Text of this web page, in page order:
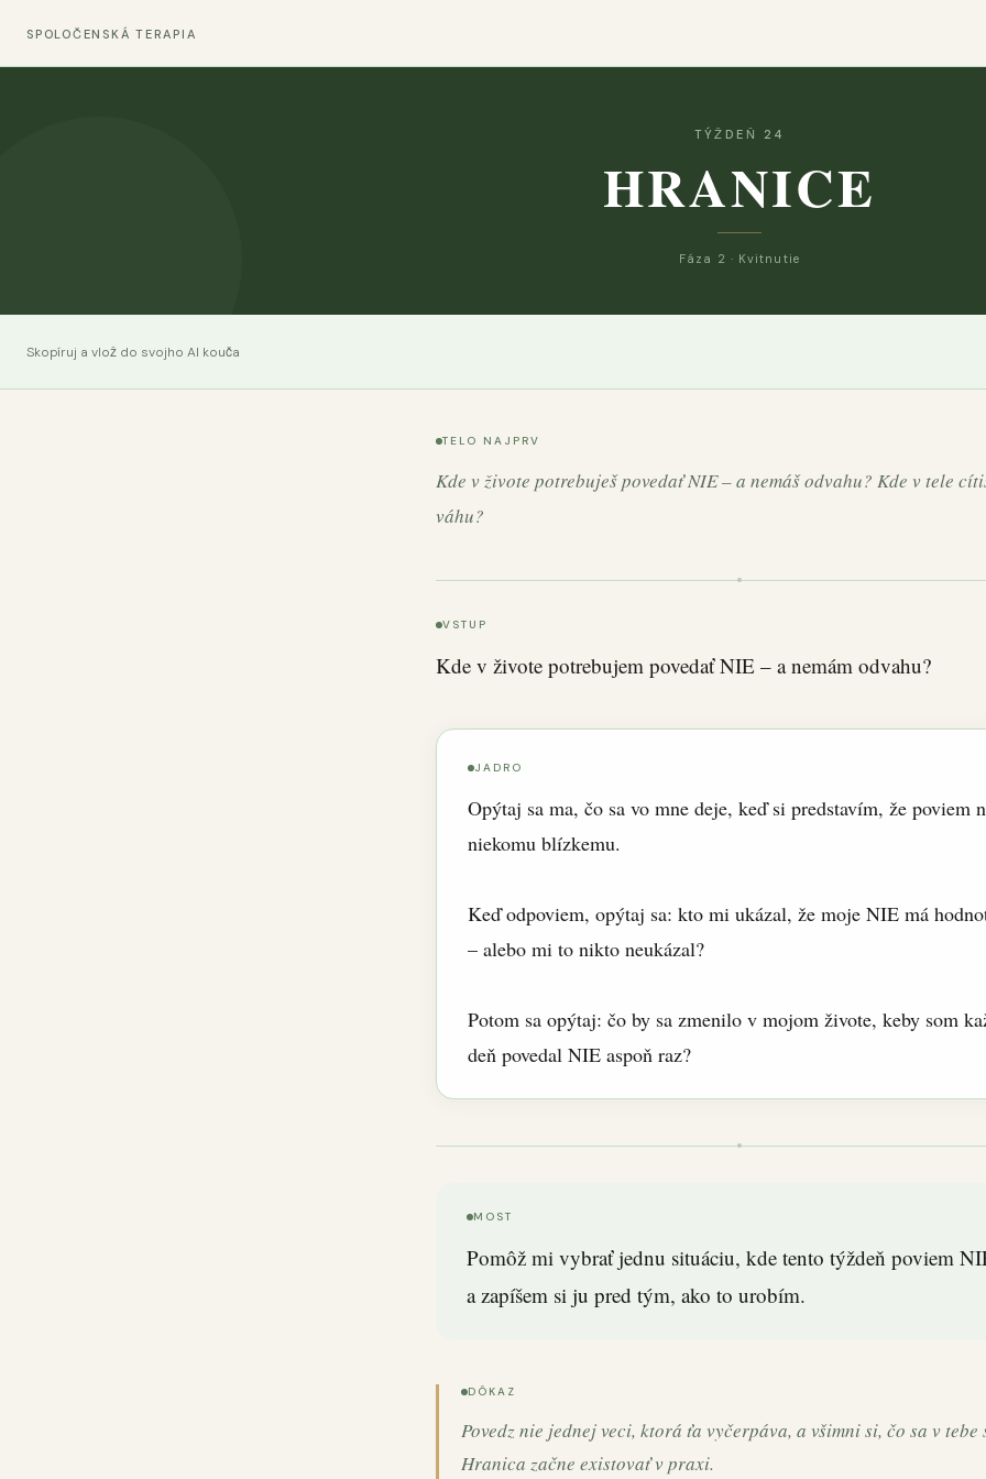
SPOLOČENSKÁ TERAPIA
TÝŽDEŇ 24
HRANICE
Fáza 2 · Kvitnutie
Skopíruj a vlož do svojho AI kouča
TELO NAJPRV
Kde v živote potrebuješ povedať NIE – a nemáš odvahu? Kde v tele
váhu?
VSTUP
Kde v živote potrebujem povedať NIE – a nemám odvahu?
JADRO
Opýtaj sa ma, čo sa vo mne deje, keď si predstavím, že poviem
niekomu blízkemu.
Keď odpoviem, opýtaj sa: kto mi ukázal, že moje NIE má
– alebo mi to nikto neukázal?
Potom sa opýtaj: čo by sa zmenilo v mojom živote, keby som
deň povedal NIE aspoň raz?
MOST
Pomôž mi vybrať jednu situáciu, kde tento týždeň poviem
a zapíšem si ju pred tým, ako to urobím.
DÔKAZ
Povedz nie jednej veci, ktorá ťa vyčerpáva, a všimni si, čo sa v tebe
Hranica začne existovať v praxi.